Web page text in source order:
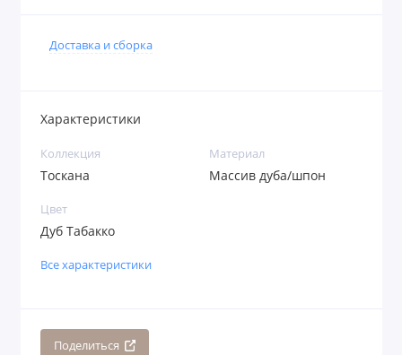
Доставка и сборка
Характеристики
Коллекция
Тоскана
Материал
Массив дуба/шпон
Цвет
Дуб Табакко
Все характеристики
Поделиться